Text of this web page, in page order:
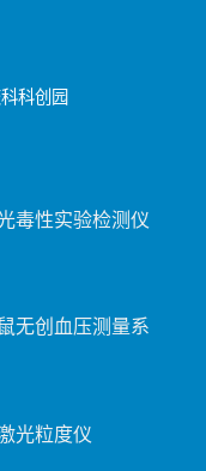
科创园
毒性实验检测仪
无创血压测量系
光粒度仪